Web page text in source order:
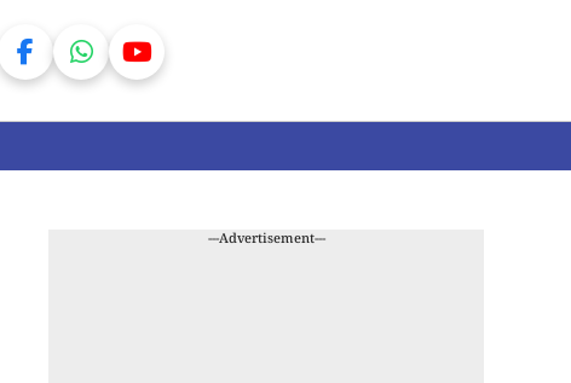
---Advertisement---